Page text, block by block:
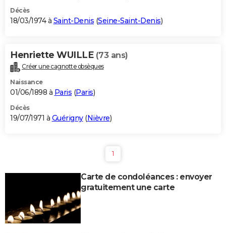
Décès
18/03/1974 à Saint-Denis (Seine-Saint-Denis)
Henriette WUILLE (73 ans)
Créer une cagnotte obsèques
Naissance
01/06/1898 à Paris (Paris)
Décès
19/07/1971 à Guérigny(Nièvre)
1
Carte de condoléances : envoyer
gratuitement une carte